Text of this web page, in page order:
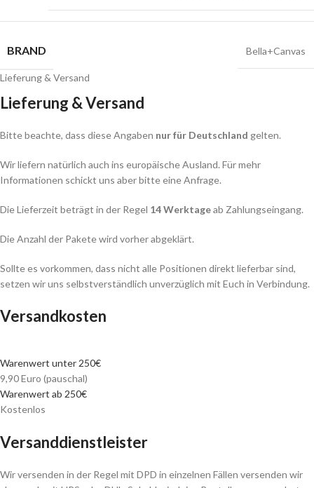
BRAND Bella+Canvas
Lieferung & Versand
Lieferung & Versand
Bitte beachte, dass diese Angaben nur für Deutschland gelten.
Wir liefern natürlich auch ins europäische Ausland. Für mehr
Informationen schickt uns aber bitte eine Anfrage.
Die Lieferzeit beträgt in der Regel 14 Werktageab Zahlungseingang.
Die Anzahl der Pakete wird vorher abgeklärt.
Sollte es vorkommen, dass nicht alle Positionen direkt lieferbar sind,
setzen wir uns selbstverständlich unverzüglich mit Euch in Verbindung.
Versandkosten
Warenwert unter 250€
9,90 Euro (pauschal)
Warenwert ab 250€
Kostenlos
Versanddienstleister
Wir versenden in der Regel mit DPD in einzelnen Fällen versenden wir